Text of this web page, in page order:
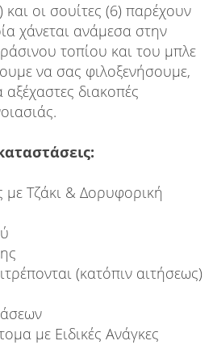
οι σουίτες (6) παρέχουν
χάνεται ανάμεσα στην
τοπίου και του μπλε
να σας φιλοξενήσουμε,
διακοπές
με Τζάκι & Δορυφορική
(κατόπιν αιτήσεως)
με Ειδικές Ανάγκες